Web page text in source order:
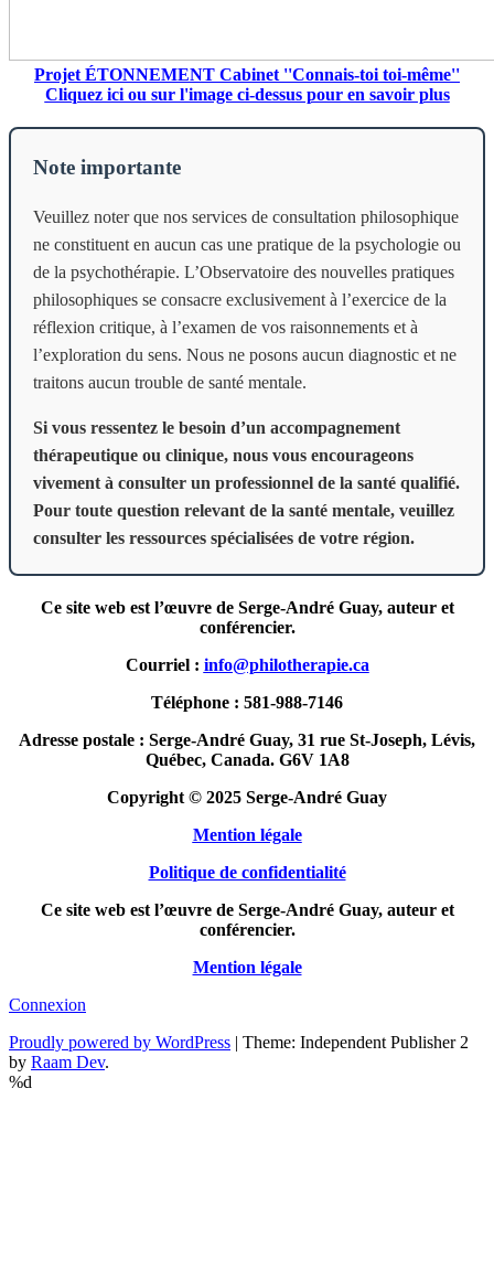
Projet ÉTONNEMENT Cabinet ''Connais-toi toi-même''
Cliquez ici ou sur l'image ci-dessus pour en savoir plus
Note importante
Veuillez noter que nos services de consultation philosophique
ne constituent en aucun cas une pratique de la psychologie ou
de la psychothérapie. L’Observatoire des nouvelles pratiques
philosophiques se consacre exclusivement à l’exercice de la
réflexion critique, à l’examen de vos raisonnements et à
l’exploration du sens. Nous ne posons aucun diagnostic et ne
traitons aucun trouble de santé mentale.
Si vous ressentez le besoin d’un accompagnement
thérapeutique ou clinique, nous vous encourageons
vivement à consulter un professionnel de la santé qualifié.
Pour toute question relevant de la santé mentale, veuillez
consulter les ressources spécialisées de votre région.
Ce site web est l’œuvre de Serge-André Guay, auteur et
conférencier.
Courriel : info@philotherapie.ca
Téléphone : 581-988-7146
Adresse postale : Serge-André Guay, 31 rue St-Joseph, Lévis,
Québec, Canada. G6V 1A8
Copyright © 2025 Serge-André Guay
Mention légale
Politique de confidentialité
Ce site web est l’œuvre de Serge-André Guay, auteur et
conférencier.
Mention légale
Connexion
Proudly powered by WordPress | Theme: Independent Publisher 2
by Raam Dev.
%d